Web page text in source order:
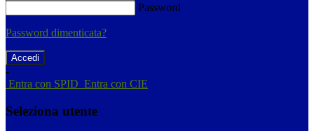
Password
Password dimenticata?
-
Entra con SPID Entra con CIE
Seleziona utente